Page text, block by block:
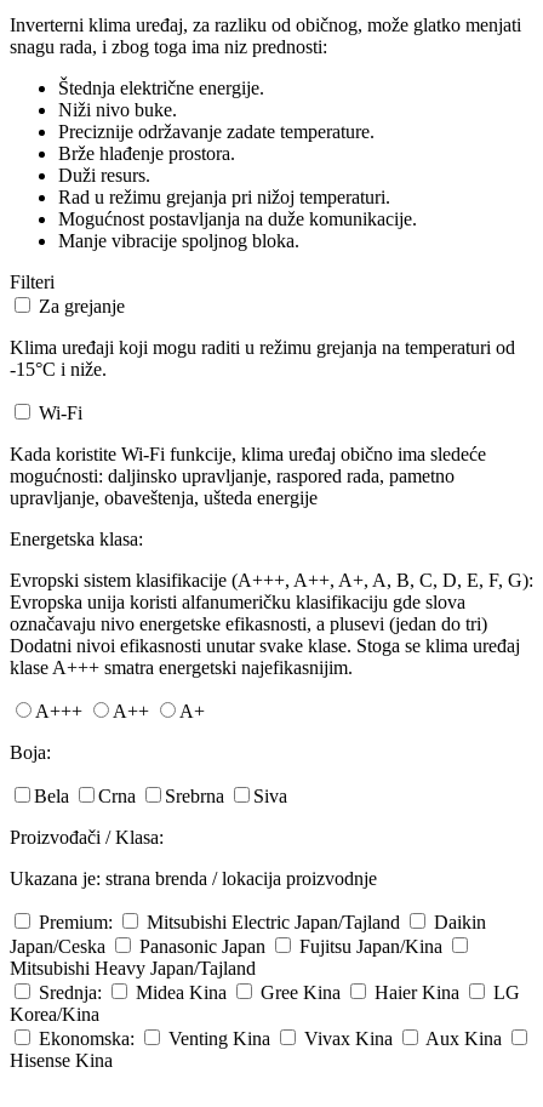
Inverterni klima uređaj, za razliku od običnog, može glatko menjati
snagu rada, i zbog toga ima niz prednosti:
Štednja električne energije.
Niži nivo buke.
Preciznije održavanje zadate temperature.
Brže hlađenje prostora.
Duži resurs.
Rad u režimu grejanja pri nižoj temperaturi.
Mogućnost postavljanja na duže komunikacije.
Manje vibracije spoljnog bloka.
Filteri
Za grejanje
Klima uređaji koji mogu raditi u režimu grejanja na temperaturi od
-15°C i niže.
Wi-Fi
Kada koristite Wi-Fi funkcije, klima uređaj obično ima sledeće
mogućnosti: daljinsko upravljanje, raspored rada, pametno
upravljanje, obaveštenja, ušteda energije
Energetska klasa:
Evropski sistem klasifikacije (A+++, A++, A+, A, B, C, D, E, F, G):
Evropska unija koristi alfanumeričku klasifikaciju gde slova
označavaju nivo energetske efikasnosti, a plusevi (jedan do tri)
Dodatni nivoi efikasnosti unutar svake klase. Stoga se klima uređaj
klase A+++ smatra energetski najefikasnijim.
A+++ A++
A+
Boja:
Bela Crna Srebrna
Siva
Proizvođači / Klasa:
Ukazana je: strana brenda / lokacija proizvodnje
Premium: Mitsubishi Electric Japan/Tajland
Daikin
Japan/Ceska
Panasonic Japan Fujitsu Japan/Kina
Mitsubishi Heavy Japan/Tajland
Srednja:
Midea Kina Gree Kina Haier Kina
LG
Korea/Kina
Ekonomska:
Venting Kina Vivax Kina Aux Kina
Hisense Kina